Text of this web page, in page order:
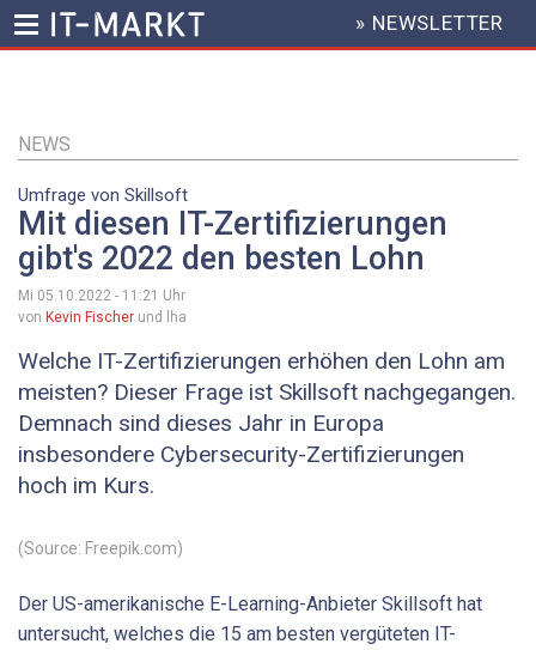
Inhalt
HEADER
MENU
» NEWSLETTER
NEWS
Umfrage von Skillsoft
Mit diesen IT-Zertifizierungen
gibt's 2022 den besten Lohn
Mi 05.10.2022 - 11:21 Uhr
von Kevin Fischer und lha
Welche IT-Zertifizierungen erhöhen den Lohn am
meisten? Dieser Frage ist Skillsoft nachgegangen.
Demnach sind dieses Jahr in Europa
insbesondere Cybersecurity-Zertifizierungen
hoch im Kurs.
(Source: Freepik.com)
Der US-amerikanische E-Learning-Anbieter Skillsoft hat
untersucht, welches die 15 am besten vergüteten IT-